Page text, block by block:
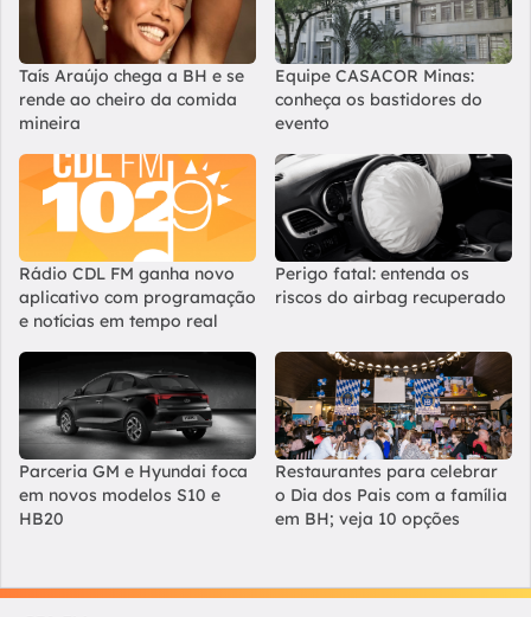
Taís Araújo chega a BH e se
rende ao cheiro da comida
mineira
Equipe CASACOR Minas:
conheça os bastidores do
evento
Rádio CDL FM ganha novo
aplicativo com programação
e notícias em tempo real
Perigo fatal: entenda os
riscos do airbag recuperado
Parceria GM e Hyundai foca
em novos modelos S10 e
HB20
Restaurantes para celebrar
o Dia dos Pais com a família
em BH; veja 10 opções